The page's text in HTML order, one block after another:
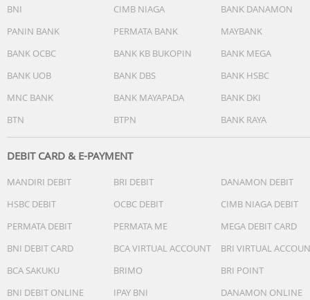
sebelum menyelesaikan pesanan (retur hanya dapat
dilakukan sebelum pesanan diselesaikan) dan wajib video
BNI
CIMB NIAGA
BANK DANAMON
PANIN BANK
PERMATA BANK
MAYBANK
BANK OCBC
BANK KB BUKOPIN
BANK MEGA
BANK UOB
BANK DBS
BANK HSBC
MNC BANK
BANK MAYAPADA
BANK DKI
BTN
BTPN BANK RAYA
DEBIT CARD & E-PAYMENT
MANDIRI DEBIT BRI DEBIT
DANAMON DEBIT
HSBC DEBIT
OCBC DEBIT
CIMB NIAGA DEBIT
PERMATA DEBIT
PERMATA ME
MEGA DEBIT CARD
BNI DEBIT CARD
BCA VIRTUAL ACCOUNT
BRI VIRTUAL
BCA SAKUKU
BRIMO
BRI POINT
BNI DEBIT ONLINE
IPAY BNI
DANAMON ONLINE